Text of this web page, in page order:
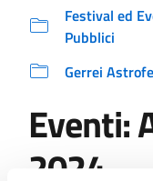
Festival ed
Pubblici
Gerrei
Eventi:
2024